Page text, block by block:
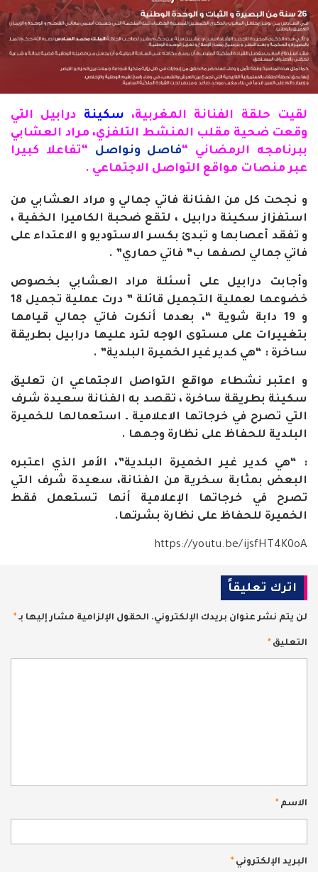
لقيت حلقة الفنانة المغربية، سكينة
درابيل التي
وقعت ضحية مقلب المنشط التلفزي، مراد العشابي
ببرنامجه الرمضاني “فاصل ونواصل “تفاعلا كبيرا
عبر منصات مواقع التواصل الاجتماعي .
و نجحت كل من الفنانة فاتي جمالي و مراد العشابي من
استفزاز سكينة درابيل ، لتقع ضحبة الكاميرا الخفية ،
و تفقد أعصابها و تبدئ بكسر الاستوديو و الاعتداء على
فاتي جمالي لصفها ب” فاتي حماري” .
وأجابت درابيل على أسئلة مراد العشابي بخصوص
خضوعها لعملية التجميل قائلة ” درت عملية تجميل 18
و 19 دابة شوية “، بعدما أنكرت فاتي جمالي قيامها
بتغييرات على مستوى الوجه لترد عليها درابيل بطريقة
ساخرة : “هي كدير غير الخميرة البلدية” .
و اعتبر نشطاء مواقع التواصل الاجتماعي ان تعليق
سكينة بطريقة ساخرة ، تقصد به الفنانة سعيدة شرف
التي تصرح في خرجاتها الاعلامية ـ استعمالها للخميرة
البلدية للحفاظ على نظارة وجهها .
: “هي كدير غير الخميرة البلدية”، الأمر الذي اعتبره
البعض بمثابة سخرية من الفنانة، سعيدة شرف التي
تصرح في خرجاتها الإعلامية أنها تستعمل فقط
الخميرة للحفاظ على نظارة بشرتها.
https://youtu.be/ijsfHT4K0oA
اترك تعليقاً
لن يتم نشر عنوان بريدك الإلكتروني. الحقول الإلزامية مشار إليها بـ*
التعليق*
الاسم*
البريد الإلكتروني*